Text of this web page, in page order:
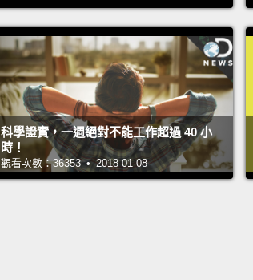
科學證實，一週絕對不能工作超過 40 小
時！
觀看次數：36353 • 2018-01-08